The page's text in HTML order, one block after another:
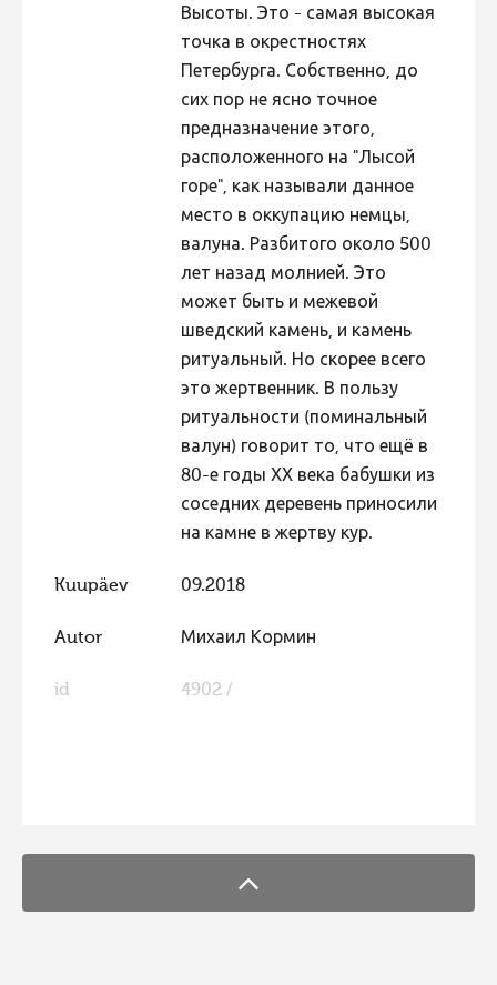
Hiite kuvavõistlus 2020
Hiite kuvavõistlus 2020 lisa
Liikuvad kuvad 2020
Hiite kuvavõistlus 2019
Hiite kuvavõistlus 2018
Hiite kuvavõistlus 2017
Hiite kuvavõistlus 2016
Hiite kuvavõistlus 2014
Hiite kuvavõistlus 2013
Hiite kuvavõistlus 2011
Hiite kuvavõistlus 2009
Высоты. Это - самая высокая
точка в окрестностях
Петербурга. Собственно, до
сих пор не ясно точное
предназначение этого,
расположенного на "Лысой
горе", как называли данное
место в оккупацию немцы,
валуна. Разбитого около 500
лет назад молнией. Это
может быть и межевой
шведский камень, и камень
ритуальный. Но скорее всего
это жертвенник. В пользу
ритуальности (поминальный
валун) говорит то, что ещё в
80-е годы ХХ века бабушки из
соседних деревень приносили
на камне в жертву кур.
Kuupäev 09.2018
Autor Михаил Кормин
id 4902 /